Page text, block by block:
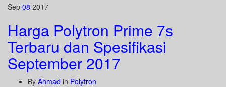
Sep 08 2017
Harga Polytron Prime 7s
Terbaru dan Spesifikasi
September 2017
By Ahmad in Polytron